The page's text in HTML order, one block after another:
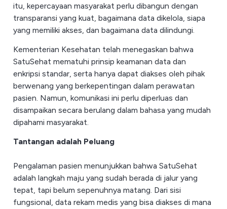
itu, kepercayaan masyarakat perlu dibangun dengan
transparansi yang kuat, bagaimana data dikelola, siapa
yang memiliki akses, dan bagaimana data dilindungi.
Kementerian Kesehatan telah menegaskan bahwa
SatuSehat mematuhi prinsip keamanan data dan
enkripsi standar, serta hanya dapat diakses oleh pihak
berwenang yang berkepentingan dalam perawatan
pasien. Namun, komunikasi ini perlu diperluas dan
disampaikan secara berulang dalam bahasa yang mudah
dipahami masyarakat.
Tantangan adalah Peluang
Pengalaman pasien menunjukkan bahwa SatuSehat
adalah langkah maju yang sudah berada di jalur yang
tepat, tapi belum sepenuhnya matang. Dari sisi
fungsional, data rekam medis yang bisa diakses di mana